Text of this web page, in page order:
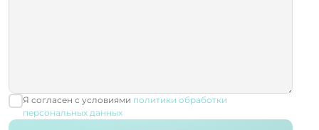
Я согласен с условиями политики обработки
персональных данных